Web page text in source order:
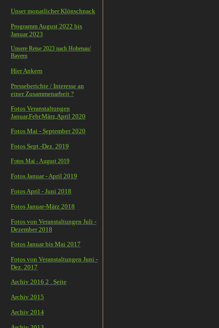
Unser monatlicher Klönschnack
Programm August 2022 bis
Januar 2023
Unsere Reise 2023 nach Hohenau/
Bayern
Hier Ankern
Presseberichte / Interesse an
einer Zusammenarbeit ?
Fotos Veranstaltungen
Januar,Febr.März,April 2020
Fotos Mai - September 2020
Fotos Sept.-Dez. 2019
Fotos Mai - August 2019
Fotos Januar - April 2019
Fotos April - Juni 2018
Fotos Januar-März 2018
Fotos von Veranstaltungen Juli -
Dezember 2018
Fotos Januar bis Mai 2017
Fotos von Veranstaltungen Juni -
Dez. 2017
Archiv 2016 2 . Seite
Archiv 2015
Archiv 2014